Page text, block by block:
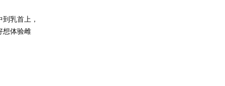
乳首上，
想体验雌